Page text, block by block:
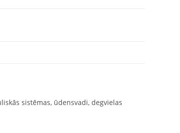
sistēmas, ūdensvadi, degvielas